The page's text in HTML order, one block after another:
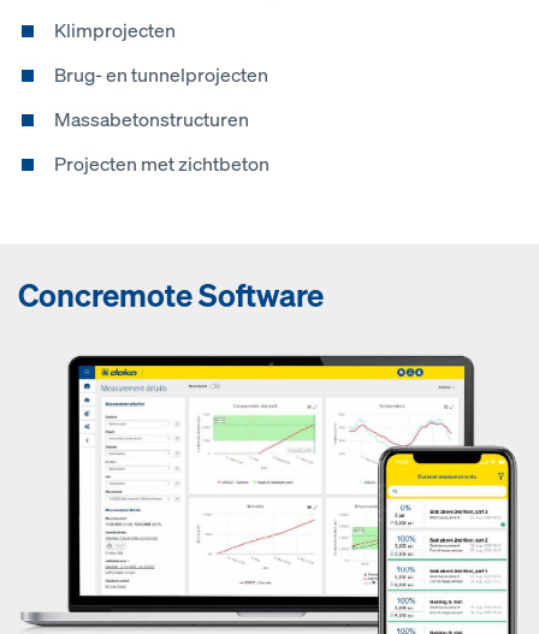
Klimprojecten
Brug- en tunnelprojecten
Massabetonstructuren
Projecten met zichtbeton
Concremote Software